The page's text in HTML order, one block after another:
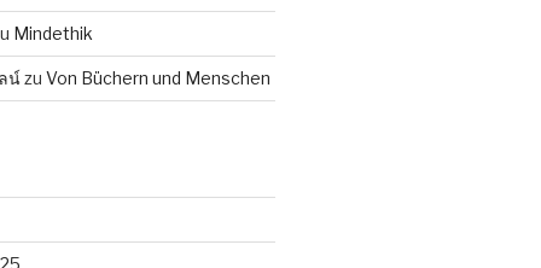
Mindethik
น์zu Von Büchern und Menschen